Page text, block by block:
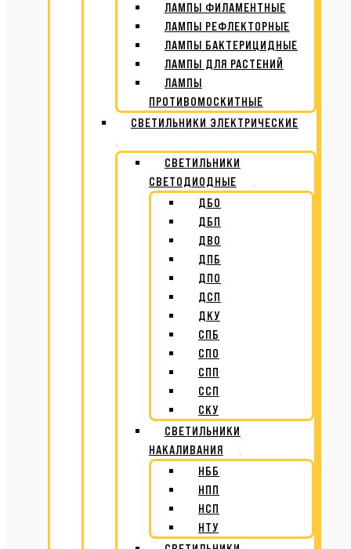
ЛАМПЫ ФИЛАМЕНТНЫЕ
ЛАМПЫ РЕФЛЕКТОРНЫЕ
ЛАМПЫ БАКТЕРИЦИДНЫЕ
ЛАМПЫ ДЛЯ РАСТЕНИЙ
ЛАМПЫ
ПРОТИВОМОСКИТНЫЕ
СВЕТИЛЬНИКИ ЭЛЕКТРИЧЕСКИЕ
СВЕТИЛЬНИКИ
СВЕТОДИОДНЫЕ
ДБО
ДБП
ДВО
ДПБ
ДПО
ДСП
ДКУ
СПБ
СПО
СПП
ССП
СКУ
СВЕТИЛЬНИКИ
НАКАЛИВАНИЯ
НББ
НПП
НСП
НТУ